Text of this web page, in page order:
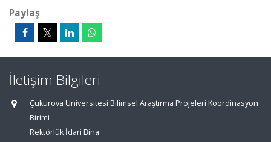
Paylaş
İletişim Bilgileri
Çukurova Üniversitesi Bilimsel Araştırma Projeleri Koordinasyon
Birimi
Rektörlük İdari Bina